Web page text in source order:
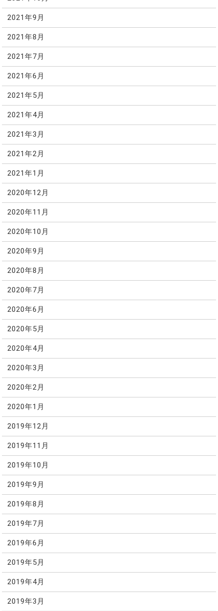
2021年9月
2021年8月
2021年7月
2021年6月
2021年5月
2021年4月
2021年3月
2021年2月
2021年1月
2020年12月
2020年11月
2020年10月
2020年9月
2020年8月
2020年7月
2020年6月
2020年5月
2020年4月
2020年3月
2020年2月
2020年1月
2019年12月
2019年11月
2019年10月
2019年9月
2019年8月
2019年7月
2019年6月
2019年5月
2019年4月
2019年3月